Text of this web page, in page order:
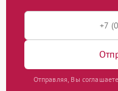
Отправляя, Вы